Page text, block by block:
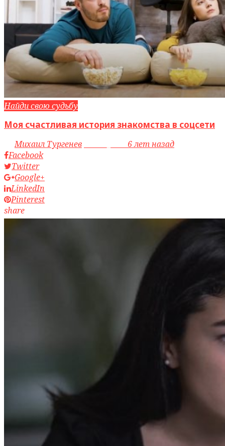
Найди свою судьбу
Моя счастливая история знакомства в соцсети
byМихаил Тургенев
6 лет назад
Facebook
Twitter
Google+
LinkedIn
Pinterest
share